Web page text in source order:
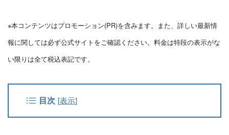
※本コンテンツはプロモーション(PR)を含みます。また、詳しい最新情
報に関しては必ず公式サイトをご確認ください。料金は特段の表示がな
い限りは全て税込表記です。
目次 [表示]